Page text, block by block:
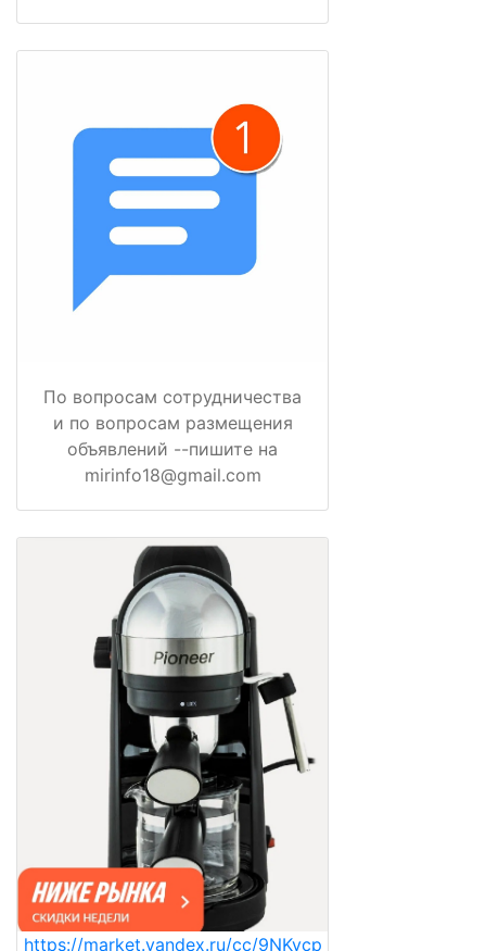
По вопросам сотрудничества
и по вопросам размещения
объявлений --пишите на
mirinfo18@gmail.com
https://market.yandex.ru/cc/9NKycp